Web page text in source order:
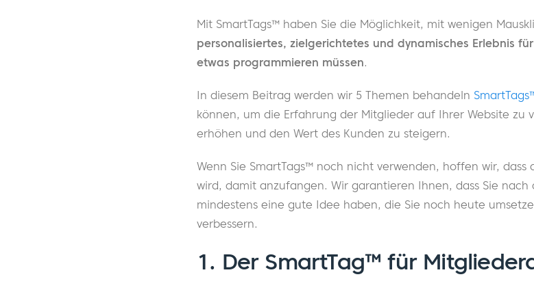
Mit SmartTags™ haben Sie die Möglichkeit, mit wenigen
personalisiertes, zielgerichtetes und dynamisches Erlebnis
etwas programmieren müssen.
In diesem Beitrag werden wir 5 Themen behandeln
können, um die Erfahrung der Mitglieder auf Ihrer Website zu
erhöhen und den Wert des Kunden zu steigern.
Wenn Sie SmartTags™ noch nicht verwenden, hoffen wir, dass
wird, damit anzufangen. Wir garantieren Ihnen, dass Sie nach
mindestens eine gute Idee haben, die Sie noch heute
verbessern.
1. Der SmartTag™ für